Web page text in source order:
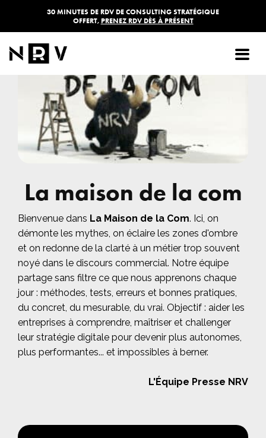
30 MINUTES DE RDV DE CONSULTING STRATÉGIQUE
OFFERT, PRENEZ RDV DÈS À PRÉSENT
La maison de la com
Bienvenue dans La Maison de la Com. Ici, on
démonte les mythes, on éclaire les zones d'ombre
et on redonne de la clarté à un métier trop souvent
noyé dans le discours commercial. Notre équipe
partage sans filtre ce que nous apprenons chaque
jour : méthodes, tests, erreurs et bonnes pratiques,
du concret, du mesurable, du vrai. Objectif : aider les
entreprises à comprendre, maîtriser et challenger
leur stratégie digitale pour devenir plus autonomes,
plus performantes... et impossibles à berner.
L'Équipe Presse NRV